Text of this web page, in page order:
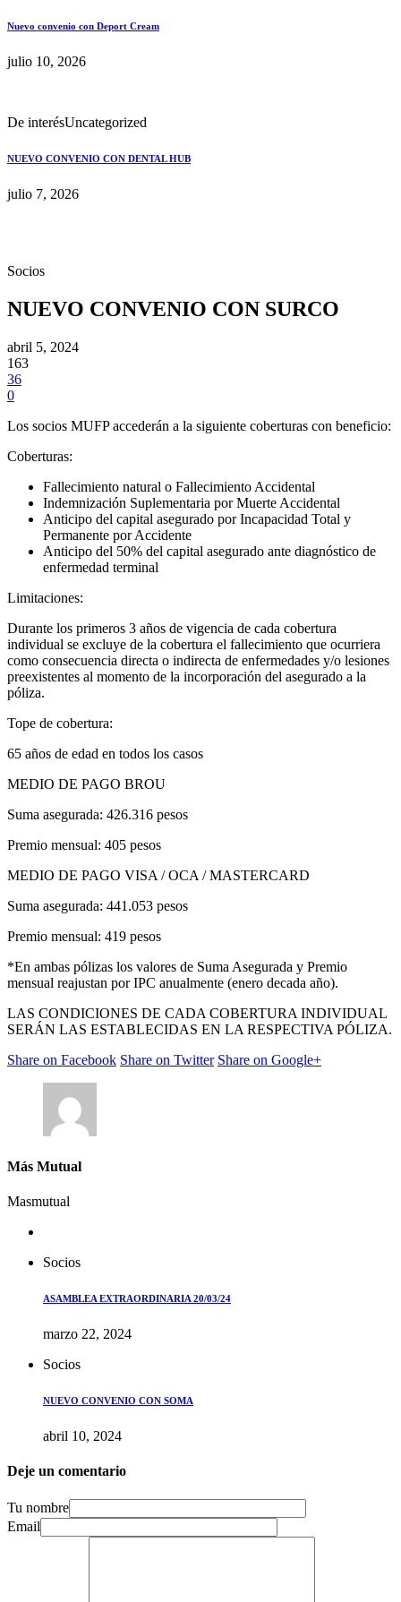
Nuevo convenio con Deport Cream
julio 10, 2026
De interésUncategorized
NUEVO CONVENIO CON DENTAL HUB
julio 7, 2026
Socios
NUEVO CONVENIO CON SURCO
abril 5, 2024
163
36
0
Los socios MUFP accederán a la siguiente coberturas con beneficio:
Coberturas:
Fallecimiento natural o Fallecimiento Accidental
Indemnización Suplementaria por Muerte Accidental
Anticipo del capital asegurado por Incapacidad Total y
Permanente por Accidente
Anticipo del 50% del capital asegurado ante diagnóstico de
enfermedad terminal
Limitaciones:
Durante los primeros 3 años de vigencia de cada cobertura
individual se excluye de la cobertura el fallecimiento que ocurriera
como consecuencia directa o indirecta de enfermedades y/o lesiones
preexistentes al momento de la incorporación del asegurado a la
póliza.
Tope de cobertura:
65 años de edad en todos los casos
MEDIO DE PAGO BROU
Suma asegurada: 426.316 pesos
Premio mensual: 405 pesos
MEDIO DE PAGO VISA / OCA / MASTERCARD
Suma asegurada: 441.053 pesos
Premio mensual: 419 pesos
*En ambas pólizas los valores de Suma Asegurada y Premio
mensual reajustan por IPC anualmente (enero decada año).
LAS CONDICIONES DE CADA COBERTURA INDIVIDUAL
SERÁN LAS ESTABLECIDAS EN LA RESPECTIVA PÓLIZA.
Share on Facebook Share on Twitter Share on Google+
Más Mutual
Masmutual
Socios
ASAMBLEA EXTRAORDINARIA 20/03/24
marzo 22, 2024
Socios
NUEVO CONVENIO CON SOMA
abril 10, 2024
Deje un comentario
Tu nombre
Email